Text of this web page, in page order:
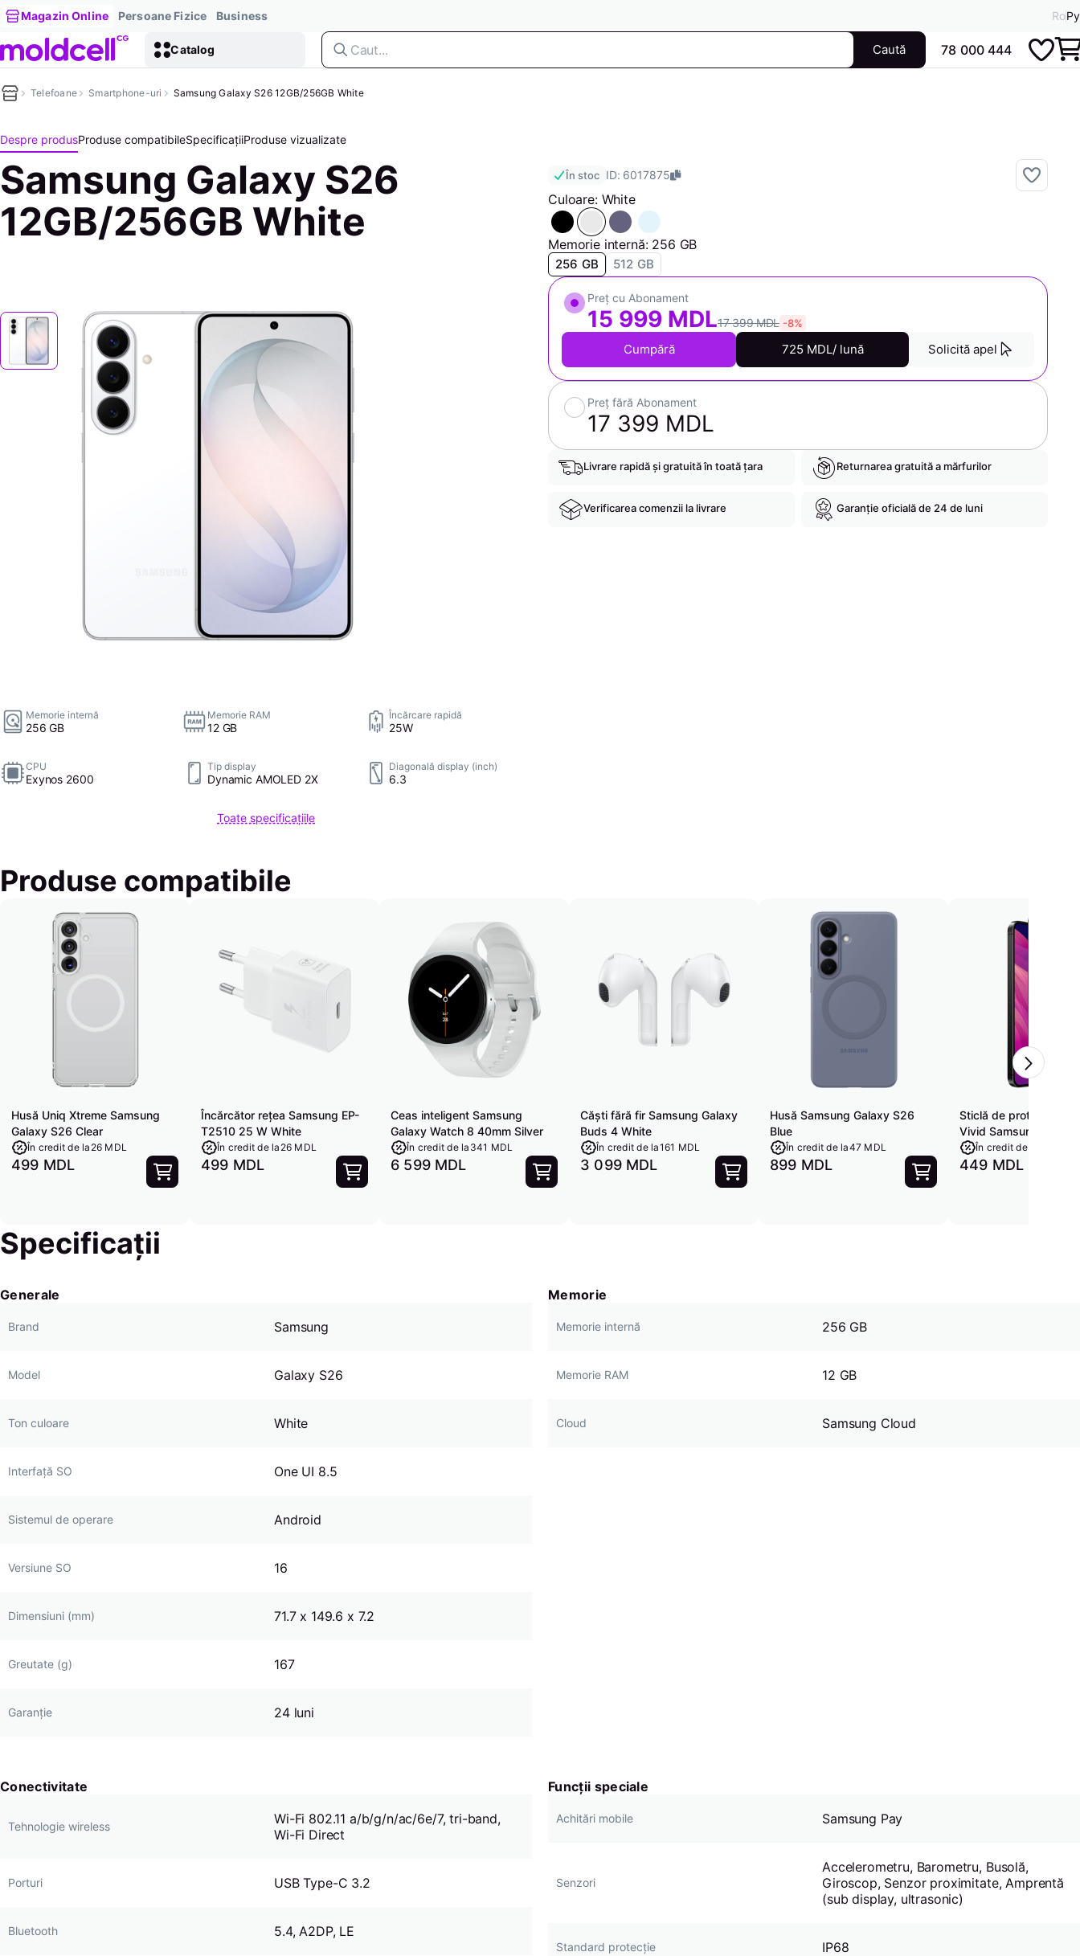
Magazin Online Persoane Fizice Business RoРу
Catalog Caută 78 000 444
Telefoane Smartphone-uri Samsung Galaxy S26 12GB/256GB White
Despre produsProduse compatibileSpecificațiiProduse vizualizate
Samsung Galaxy S26
12GB/256GB White
Memorie internă
256 GB
Memorie RAM
12 GB
Încărcare rapidă
25W
CPU
Exynos 2600
Tip display
Dynamic AMOLED 2X
Diagonală display (inch)
6.3
Toate specificațiile
În stoc ID: 6017875
Culoare: White
Memorie internă: 256 GB
256 GB 512 GB
Preț cu Abonament
15 999 MDL17 399 MDL -8%
Cumpără 725 MDL/ lună Solicită apel
Preț fără Abonament
17 399 MDL
Livrare rapidă și gratuită în toată țara Returnarea gratuită a mărfurilor
Verificarea comenzii la livrare Garanție oficială de 24 de luni
Produse compatibile
Husă Uniq Xtreme Samsung
Galaxy S26 Clear
În credit de la 26 MDL
499 MDL
Încărcător rețea Samsung EP-
T2510 25 W White
În credit de la 26 MDL
499 MDL
Ceas inteligent Samsung
Galaxy Watch 8 40mm Silver
În credit de la 341 MDL
6 599 MDL
Căști fără fir Samsung Galaxy
Buds 4 White
În credit de la161 MDL
3 099 MDL
Husă Samsung Galaxy S26
Blue
În credit de la47 MDL
899 MDL
Sticlă de protecție
Vivid Samsung
În credit de la
449 MDL
Specificații
Generale
Brand Samsung
Model Galaxy S26
Ton culoare White
Interfață SO One UI 8.5
Sistemul de operare Android
Versiune SO 16
Dimensiuni (mm) 71.7 x 149.6 x 7.2
Greutate (g) 167
Garanție 24 luni
Memorie
Memorie internă 256 GB
Memorie RAM 12 GB
Cloud Samsung Cloud
Conectivitate
Tehnologie wireless
Wi-Fi 802.11 a/b/g/n/ac/6e/7, tri-band,
Wi-Fi Direct
Porturi USB Type-C 3.2
Bluetooth 5.4, A2DP, LE
Funcții speciale
Achitări mobile Samsung Pay
Senzori
Accelerometru, Barometru, Busolă,
Giroscop, Senzor proximitate, Amprentă
(sub display, ultrasonic)
Standard protecție IP68